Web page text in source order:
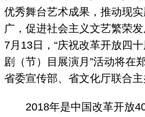
优秀舞台艺术成果，推动现
广，促进社会主义文艺繁荣
7月13日，“庆祝改革开放四
剧（节）目展演月”活动将在
省委宣传部、省文化厅联合主
2018年是中国改革开放40